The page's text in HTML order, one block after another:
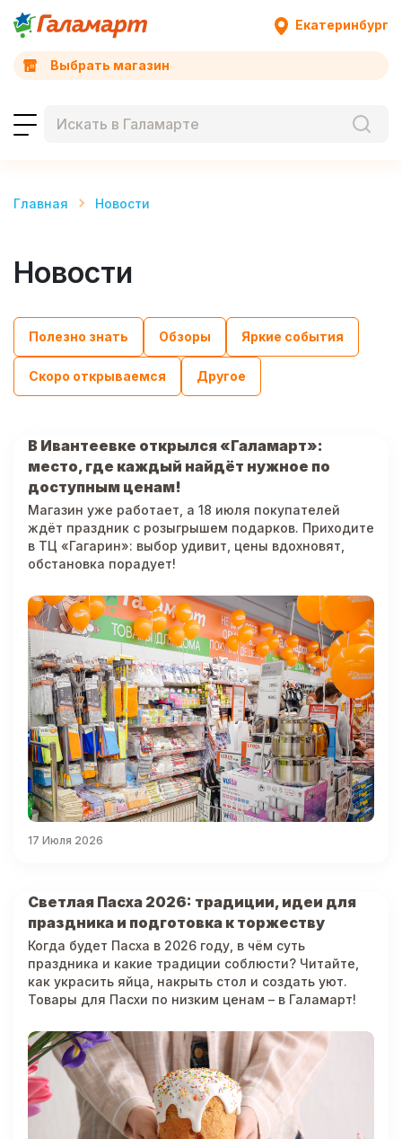
Екатеринбург
Выбрать магазин
Главная Новости
Новости
Полезно знать Обзоры Яркие события
Скоро открываемся Другое
17 Июля 2026
В Ивантеевке открылся «Галамарт»:
место, где каждый найдёт нужное по
доступным ценам!
Магазин уже работает, а 18 июля покупателей
ждёт праздник с розыгрышем подарков. Приходите
в ТЦ «Гагарин»: выбор удивит, цены вдохновят,
обстановка порадует!
Светлая Пасха 2026: традиции, идеи для
праздника и подготовка к торжеству
Когда будет Пасха в 2026 году, в чём суть
праздника и какие традиции соблюсти? Читайте,
как украсить яйца, накрыть стол и создать уют.
Товары для Пасхи по низким ценам – в Галамарт!